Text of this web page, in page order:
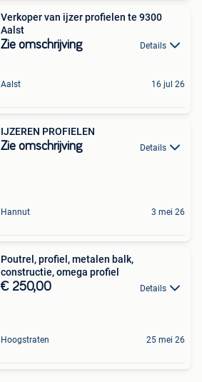
Verkoper van ijzer profielen te 9300
Aalst
Zie omschrijving Details
Aalst 16 jul 26
IJZEREN PROFIELEN
Zie omschrijving Details
Hannut 3 mei 26
Poutrel, profiel, metalen balk,
constructie, omega profiel
€ 250,00 Details
Hoogstraten 25 mei 26